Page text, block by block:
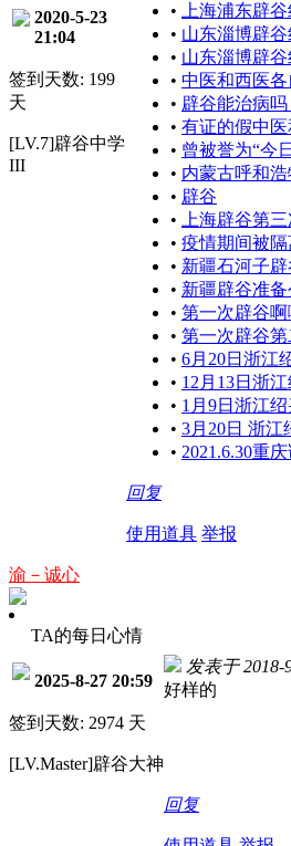
2020-5-23
21:04
签到天数: 199
天
[LV.7]辟谷中学
III
•
上海浦东辟
• 山东淄博辟谷
• 山东淄博辟谷
• 中医和西医
• 辟谷能治病吗
• 有证的假中
• 曾被誉为“今
• 内蒙古呼和
• 辟谷
•
上海辟谷第
• 疫情期间被隔
• 新疆石河子辟
• 新疆辟谷准备
• 第一次辟谷
• 第一次辟谷
• 6月20日浙江
• 12月13日浙
• 1月9日浙江
• 3月20日 浙江
• 2021.6.30重
回复
使用道具 举报
渝－诚心
TA的每日心情
2025-8-27 20:59
签到天数: 2974 天
[LV.Master]辟谷大神
发表于 2018-
好样的
回复